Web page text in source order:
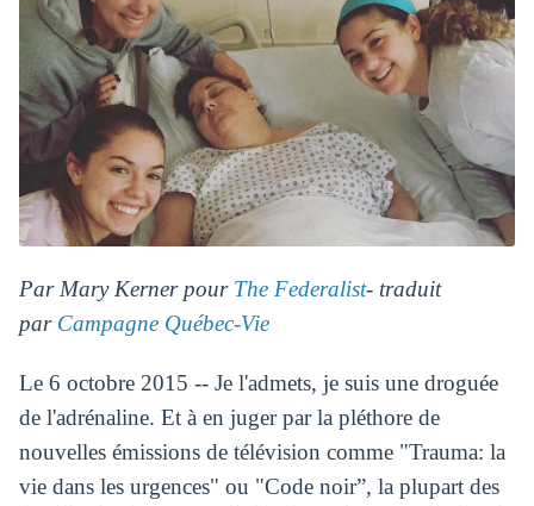
Par Mary Kerner pour The Federalist- traduit
par Campagne Québec-Vie
Le 6 octobre 2015 -- Je l'admets, je suis une droguée
de l'adrénaline. Et à en juger par la pléthore de
nouvelles émissions de télévision comme "Trauma: la
vie dans les urgences" ou "Code noir”, la plupart des